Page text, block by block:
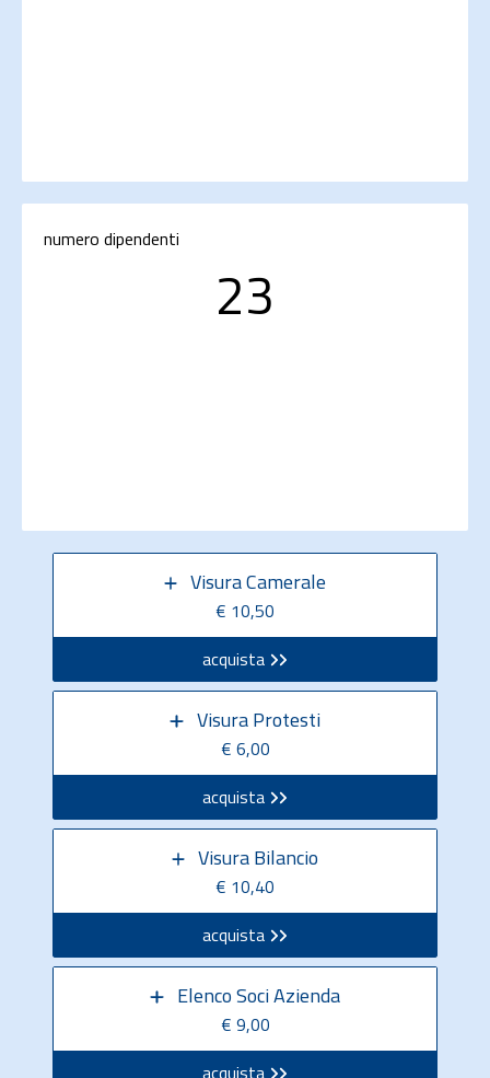
numero dipendenti
23
Visura Camerale
€ 10,50
acquista
Visura Protesti
€ 6,00
acquista
Visura Bilancio
€ 10,40
acquista
Elenco Soci Azienda
€ 9,00
acquista